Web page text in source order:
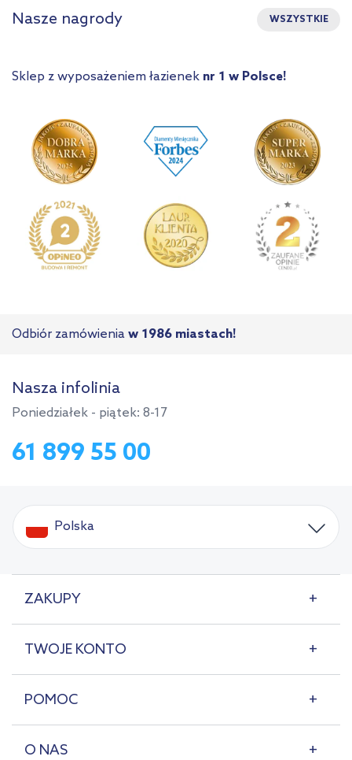
Nasze nagrody WSZYSTKIE
Sklep z wyposażeniem łazienek nr 1 w Polsce!
Odbiór zamówienia w 1986 miastach!
Nasza infolinia
Poniedziałek - piątek: 8-17
61 899 55 00
Polska
ZAKUPY
TWOJE KONTO
POMOC
O NAS